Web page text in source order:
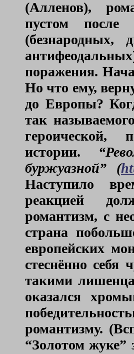
(Алленов),
пустом после
(безнародных,
поражения.
Но что ему,
до Европы?
так
героической,
истории.
буржуазной” (
Наступило
реакцией
романтизм, с
страна
европейских
стеснённо себя
такими
оказался
романтизму.
“Золотом жуке”